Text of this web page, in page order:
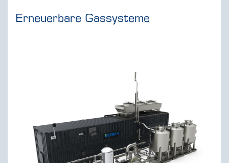
Erneuerbare Gassysteme